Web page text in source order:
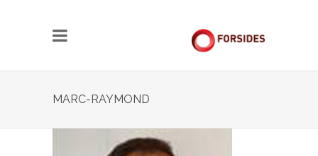
MARC-RAYMOND